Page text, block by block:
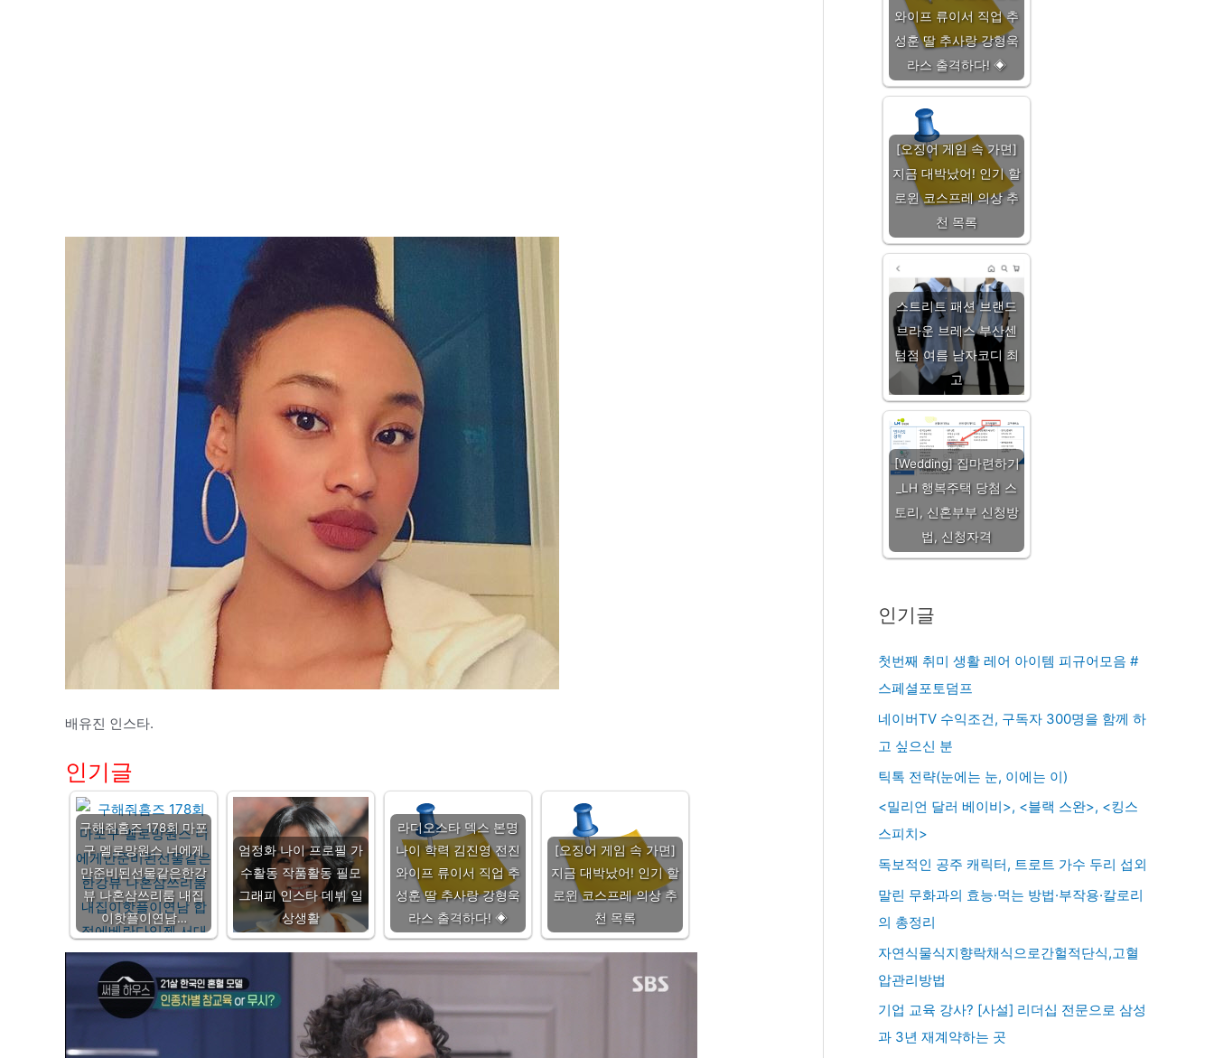
배유진 인스타.
인기글
구해줘홈즈 178회 마포
구 멜로망원스 너에게
만준비된선물같은한강
뷰 나혼삼쓰리룸 내집
이핫플이연남…
엄정화 나이 프로필 가
수활동 작품활동 필모
그래피 인스타 데뷔 일
상생활
라디오스타 덱스 본명
나이 학력 김진영 전진
와이프 류이서 직업 추
성훈 딸 추사랑 강형욱
라스 출격하다! ◈
[오징어 게임 속 가면]
지금 대박났어! 인기 할
로윈 코스프레 의상 추
천 목록
와이프 류이서 직업 추
성훈 딸 추사랑 강형욱
라스 출격하다! ◈
[오징어 게임 속 가면]
지금 대박났어! 인기 할
로윈 코스프레 의상 추
천 목록
스트리트 패션 브랜드
브라운 브레스 부산센
텀점 여름 남자코디 최
고
[Wedding] 집마련하기
_LH 행복주택 당첨 스
토리, 신혼부부 신청방
법, 신청자격
인기글
첫번째 취미 생활 레어 아이템 피규어모음 #
스페셜포토덤프
네이버TV 수익조건, 구독자 300명을 함께 하
고 싶으신 분
틱톡 전략(눈에는 눈, 이에는 이)
<밀리언 달러 베이비>, <블랙 스완>, <킹스
스피치>
독보적인 공주 캐릭터, 트로트 가수 두리 섭외
말린 무화과의 효능·먹는 방법·부작용·칼로리
의 총정리
자연식물식지향락채식으로간헐적단식,고혈
압관리방법
기업 교육 강사? [사설] 리더십 전문으로 삼성
과 3년 재계약하는 곳